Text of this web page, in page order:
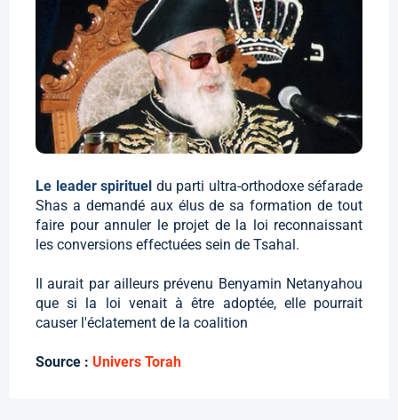
Le leader spirituel du parti ultra-orthodoxe séfarade
Shas a demandé aux élus de sa formation de tout
faire pour annuler le projet de la loi reconnaissant
les conversions effectuées sein de Tsahal.
Il aurait par ailleurs prévenu Benyamin Netanyahou
que si la loi venait à être adoptée, elle pourrait
causer l'éclatement de la coalition
Source : Univers Torah